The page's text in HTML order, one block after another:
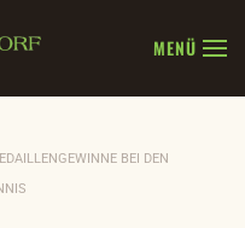
MENÜ
BEI DEN